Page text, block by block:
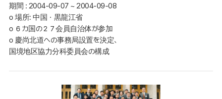
期間 : 2004-09-07 ~ 2004-09-08
o 場所: 中国・黒龍江省
o ６カ国の２７会員自治体が参加
o 慶尚北道への事務局設置を決定、
国境地区協力分科委員会の構成